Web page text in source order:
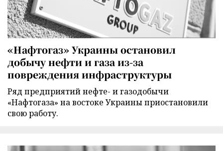
«Нафтогаз» Украины остановил
добычу нефти и газа из-за
повреждения инфраструктуры
Ряд предприятий нефте- и газодобычи
«Нафтогаза» на востоке Украины приостановили
свою работу.